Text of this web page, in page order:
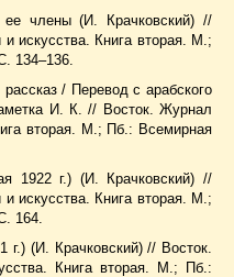
члены (И. Крачковский) //
искусства. Книга вторая. М.;
134–136.
/ Перевод с арабского
И. К. // Восток. Журнал
вторая. М.; Пб.: Всемирная
1922 г.) (И. Крачковский) //
искусства. Книга вторая. М.;
164.
г.) (И. Крачковский) // Восток.
Книга вторая. М.; Пб.: